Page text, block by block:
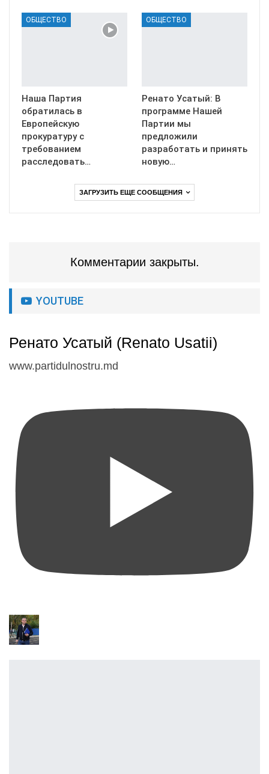
ОБЩЕСТВО
Наша Партия
обратилась в
Европейскую
прокуратуру с
требованием
расследовать…
ОБЩЕСТВО
Ренато Усатый: В
программе Нашей
Партии мы
предложили
разработать и принять
новую…
ЗАГРУЗИТЬ ЕЩЕ СООБЩЕНИЯ
Комментарии закрыты.
YOUTUBE
Ренато Усатый (Renato Usatii)
www.partidulnostru.md